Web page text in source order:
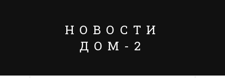
НОВОСТИ
ДОМ-2